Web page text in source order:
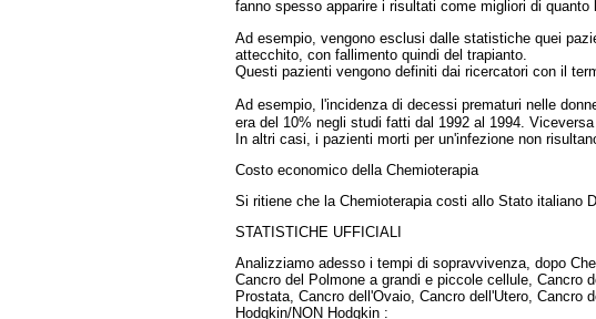
fanno spesso apparire i risultati come migliori di
Ad esempio, vengono esclusi dalle statistiche quei
attecchito, con fallimento quindi del trapianto.
Questi pazienti vengono definiti dai ricercatori con il
Ad esempio, l'incidenza di decessi prematuri nelle
era del 10% negli studi fatti dal 1992 al 1994.
In altri casi, i pazienti morti per un'infezione non
Costo economico della Chemioterapia
Si ritiene che la Chemioterapia costi allo Stato italiano
STATISTICHE UFFICIALI
Analizziamo adesso i tempi di sopravvivenza, dopo
Cancro del Polmone a grandi e piccole cellule, Cancro
Prostata, Cancro dell'Ovaio, Cancro dell'Utero,
Hodgkin/NON Hodgkin :